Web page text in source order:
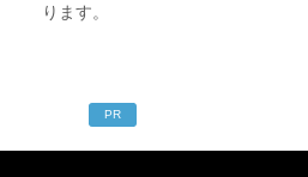
ります。
PR